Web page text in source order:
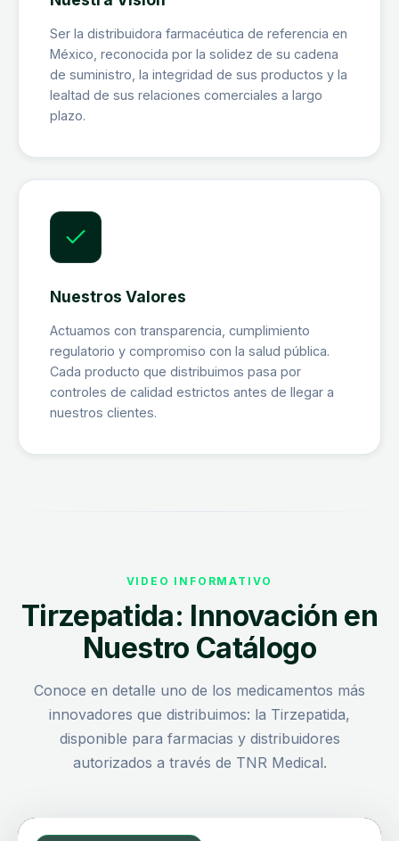
Ser la distribuidora farmacéutica de referencia en
México, reconocida por la solidez de su cadena
de suministro, la integridad de sus productos y la
lealtad de sus relaciones comerciales a largo
plazo.
Nuestros Valores
Actuamos con transparencia, cumplimiento
regulatorio y compromiso con la salud pública.
Cada producto que distribuimos pasa por
controles de calidad estrictos antes de llegar a
nuestros clientes.
VIDEO INFORMATIVO
Tirzepatida: Innovación en
Nuestro Catálogo
Conoce en detalle uno de los medicamentos más
innovadores que distribuimos: la Tirzepatida,
disponible para farmacias y distribuidores
autorizados a través de TNR Medical.